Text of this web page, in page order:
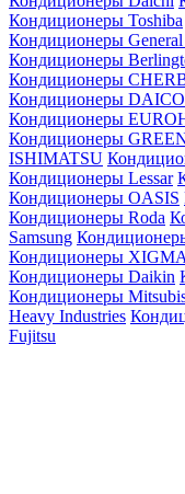
Кондиционеры Toshiba
Кондиционеры General
Кондиционеры
Кондиционеры
Кондиционеры
Кондиционеры
Кондиционеры
ISHIMATSU
Кондиционеры Lessar
Кондиционеры OASIS
Кондиционеры Roda
Samsung
Кондиционеры XIGMA
Кондиционеры Daikin
Кондиционеры
Heavy Industries
Fujitsu